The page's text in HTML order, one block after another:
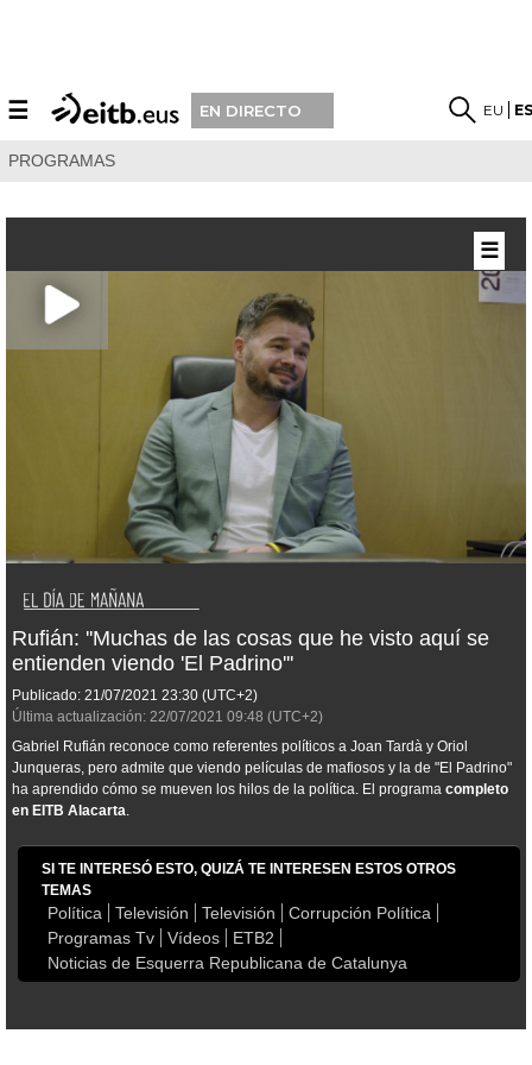
☰ EN DIRECTO EU
PROGRAMAS
Rufián: ''Muchas de las cosas que he visto aquí se
entienden viendo 'El Padrino'''
Publicado: 21/07/2021 23:30 (UTC+2)
Última actualización: 22/07/2021 09:48 (UTC+2)
Gabriel Rufián reconoce como referentes políticos a Joan Tardà y Oriol
Junqueras, pero admite que viendo películas de mafiosos y la de "El Padrino"
ha aprendido cómo se mueven los hilos de la política. El programa completo
en EITB Alacarta.
SI TE INTERESÓ ESTO, QUIZÁ TE INTERESEN ESTOS OTROS
TEMAS
Política Televisión Televisión
Corrupción Política
Programas Tv
Vídeos
ETB2
Noticias de Esquerra Republicana de Catalunya
☰